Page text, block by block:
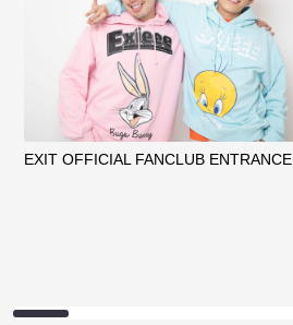
EXIT OFFICIAL FANCLUB ENTRANCE